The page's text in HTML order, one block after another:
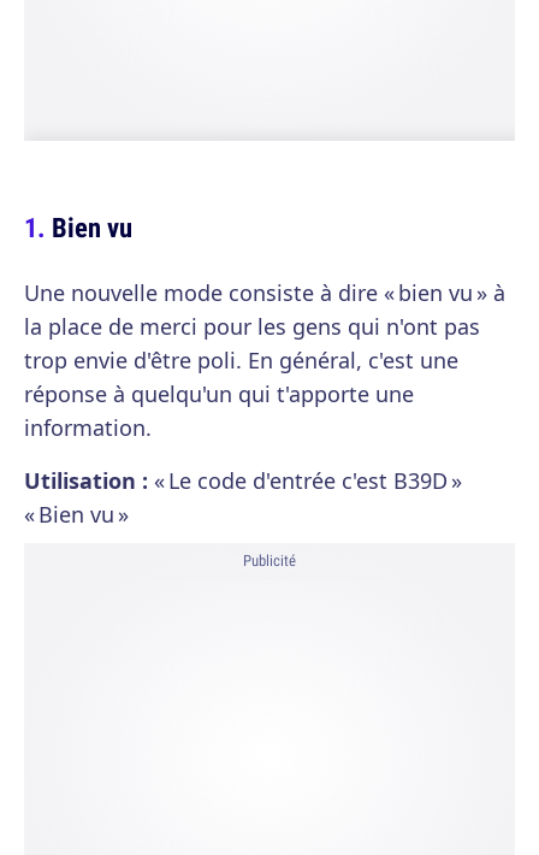
Bien vu
Une nouvelle mode consiste à dire « bien vu » à
la place de merci pour les gens qui n'ont pas
trop envie d'être poli. En général, c'est une
réponse à quelqu'un qui t'apporte une
information.
Utilisation : « Le code d'entrée c'est B39D »
« Bien vu »
Publicité